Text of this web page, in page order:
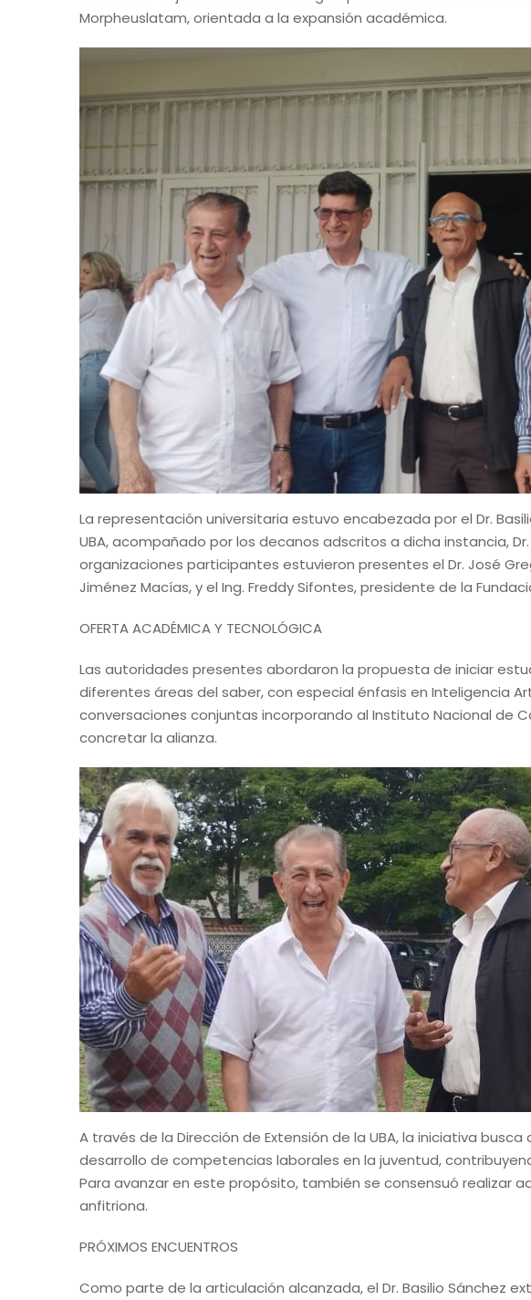
Morpheuslatam, orientada a la expansión académica.
La representación universitaria estuvo encabezada por el Dr.
UBA, acompañado por los decanos adscritos a dicha instancia, Dr.
organizaciones participantes estuvieron presentes el Dr. José
Jiménez Macías, y el Ing. Freddy Sifontes, presidente de la
OFERTA ACADÉMICA Y TECNOLÓGICA
Las autoridades presentes abordaron la propuesta de iniciar
diferentes áreas del saber, con especial énfasis en Inteligencia
conversaciones conjuntas incorporando al Instituto Nacional de
concretar la alianza.
A través de la Dirección de Extensión de la UBA, la iniciativa
desarrollo de competencias laborales en la juventud,
Para avanzar en este propósito, también se consensuó realizar
anfitriona.
PRÓXIMOS ENCUENTROS
Como parte de la articulación alcanzada, el Dr. Basilio Sánchez